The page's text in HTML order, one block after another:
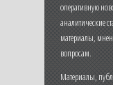
оперативную
аналитические
материалы,
вопросам.
Материалы,